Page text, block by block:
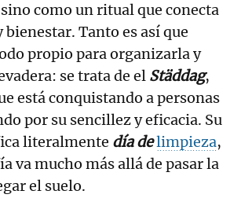
como un ritual que conecta
Tanto es así que
propio para organizarla y
se trata de el Städdag,
está conquistando a personas
por su sencillez y eficacia. Su
literalmente día delimpieza,
va mucho más allá de pasar la
el suelo.